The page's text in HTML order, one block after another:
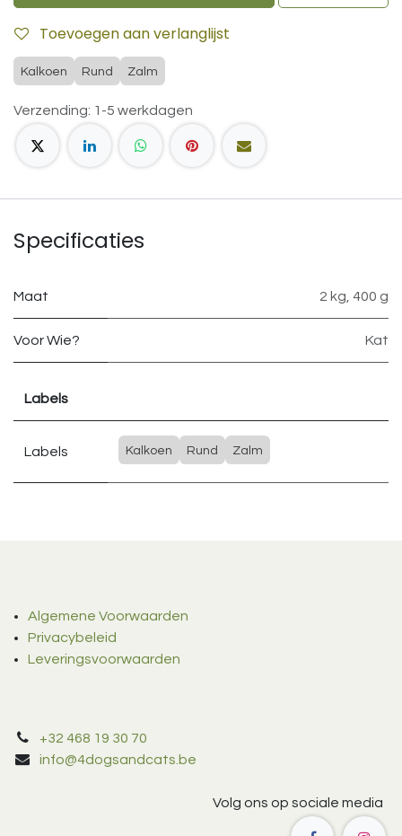
Toevoegen aan verlanglijst
Kalkoen Rund Zalm
Verzending: 1-5 werkdagen
Specificaties
Maat 2 kg 400 g
Voor Wie? Kat
Labels
Labels Kalkoen Rund Zalm
Algemene Voorwaarden
Privacybeleid
Leveringsvoorwaarden
+32 468 19 30 70
info@4dogsandcats.be
Volg ons op sociale media